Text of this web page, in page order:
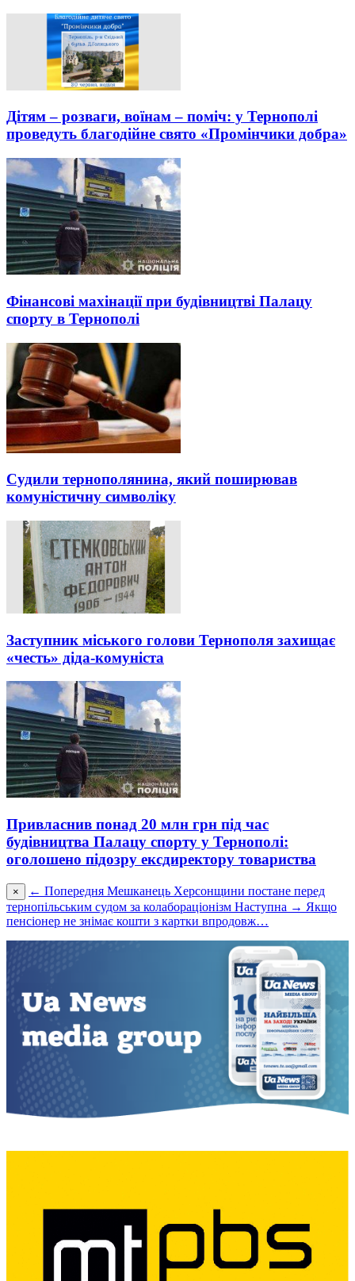
Дітям – розваги, воїнам – поміч: у Тернополі
проведуть благодійне свято «Промінчики добра»
Фінансові махінації при будівництві Палацу
спорту в Тернополі
Судили тернополянина, який поширював
комуністичну символіку
Заступник міського голови Тернополя захищає
«честь» діда-комуніста
Привласнив понад 20 млн грн під час
будівництва Палацу спорту у Тернополі:
оголошено підозру ексдиректору товариства
× ← Попередня Мешканець Херсонщини постане перед
тернопільським судом за колабораціонізм Наступна → Якщо
пенсіонер не знімає кошти з картки впродовж…